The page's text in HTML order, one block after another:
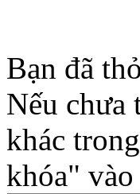
Bạn đã
Nếu chưa
khác
khóa"